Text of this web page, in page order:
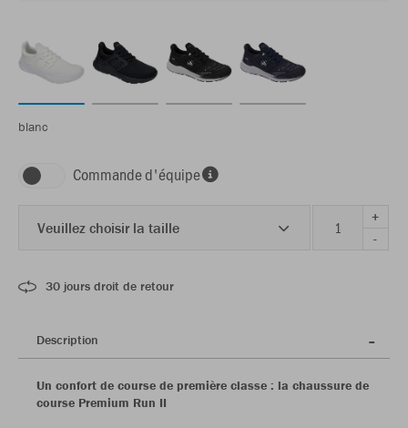
blanc
Commande d'équipe
Veuillez choisir la taille
+
-
30 jours droit de retour
Description
Un confort de course de première classe : la chaussure de
course Premium Run II